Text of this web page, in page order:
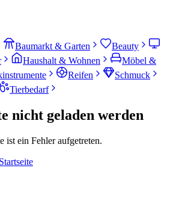
Baumarkt & Garten
Beauty
Haushalt & Wohnen
Möbel &
Reifen
Schmuck
Tierbedarf
nicht geladen werden
ist ein Fehler aufgetreten.